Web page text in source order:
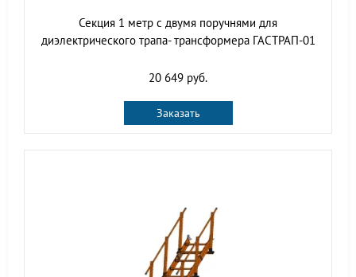
Секция 1 метр с двумя поручнями для
диэлектрического трапа- трансформера ГАСТРАП-01
20 649 руб.
Заказать